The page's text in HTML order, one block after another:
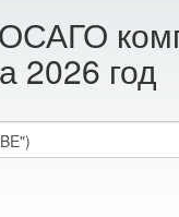
2026 год